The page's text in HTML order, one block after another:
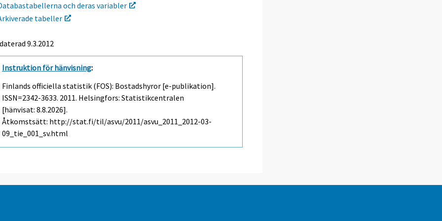
och deras variabler
tabeller
9.3.2012
Instruktion för hänvisning:
Finlands officiella statistik (FOS): Bostadshyror [e-publikation].
ISSN=2342-3633. 2011. Helsingfors: Statistikcentralen
[hänvisat: 8.8.2026].
Åtkomstsätt: http://stat.fi/til/asvu/2011/asvu_2011_2012-03-
09_tie_001_sv.html